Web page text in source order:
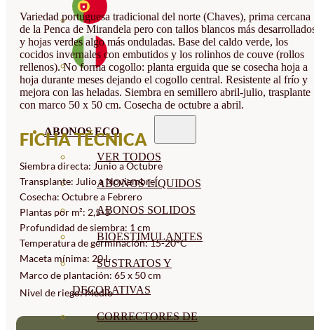
ABONOS ECO
VER TODOS
ABONOS LÍQUIDOS
ABONOS SOLIDOS
BIOESTIMULANTES
SUSTRATOS Y
DECORATIVAS
CORRECTORES DE
Variedad portuguesa tradicional del norte (Chaves), prima cercana
de la Penca de Mirandela pero con tallos blancos más
y hojas verdes algo más onduladas. Base del caldo verde, los
cocidos invernales con embutidos y los rolinhos de couve (rollos
rellenos). No forma cogollo: planta erguida que se cosecha hoja a
hoja durante meses dejando el cogollo central. Resistente al frío y
mejora con las heladas. Siembra en semillero abril-julio, trasplante
con marco 50 x 50 cm. Cosecha de octubre a abril.
FICHA TÉCNICA
Siembra directa: Junio a Octubre
Transplante: Julio a Noviembre
Cosecha: Octubre a Febrero
Plantas por m²: 2,5-3
Profundidad de siembra: 1 cm
Temperatura de germinación: 15-20°C
Maceta mínima: 20 L
Marco de plantación: 65 x 50 cm
Nivel de riego: Medio